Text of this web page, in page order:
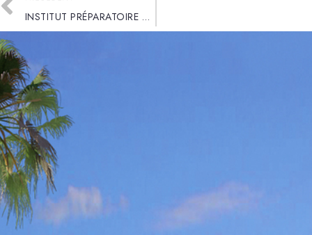
INSTITUT PRÉPARATOIRE AUX ETUDES DES INGÉNIEURS KAIROUAN